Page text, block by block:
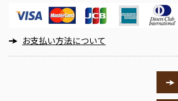
お支払い方法について